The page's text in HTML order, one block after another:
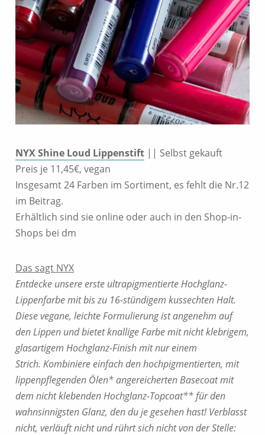
NYX Shine Loud Lippenstift || Selbst gekauft
Preis je 11,45€, vegan
Insgesamt 24 Farben im Sortiment, es fehlt die Nr.12
im Beitrag.
Erhältlich sind sie online oder auch in den Shop-in-
Shops bei dm
Das sagt NYX
Entdecke unsere erste ultrapigmentierte Hochglanz-
Lippenfarbe mit bis zu 16-stündigem kussechten Halt.
Diese vegane, leichte Formulierung ist angenehm auf
den Lippen und bietet knallige Farbe mit nicht klebrigem,
glasartigem Hochglanz-Finish mit nur einem
Strich. Kombiniere einfach den hochpigmentierten, mit
lippenpflegenden Ölen* angereicherten Basecoat mit
dem nicht klebenden Hochglanz-Topcoat** für den
wahnsinnigsten Glanz, den du je gesehen hast! Verblasst
nicht, verläuft nicht und rührt sich nicht von der Stelle: